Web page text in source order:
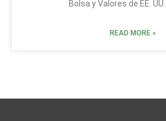
Bolsa y Valores de EE. UU.
READ MORE »